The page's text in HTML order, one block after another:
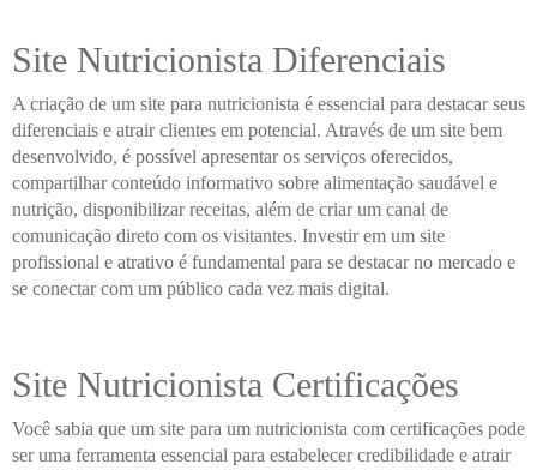
Site Nutricionista Diferenciais
A criação de um site para nutricionista é essencial para destacar seus
diferenciais e atrair clientes em potencial. Através de um site bem
desenvolvido, é possível apresentar os serviços oferecidos,
compartilhar conteúdo informativo sobre alimentação saudável e
nutrição, disponibilizar receitas, além de criar um canal de
comunicação direto com os visitantes. Investir em um site
profissional e atrativo é fundamental para se destacar no mercado e
se conectar com um público cada vez mais digital.
Site Nutricionista Certificações
Você sabia que um site para um nutricionista com certificações pode
ser uma ferramenta essencial para estabelecer credibilidade e atrair